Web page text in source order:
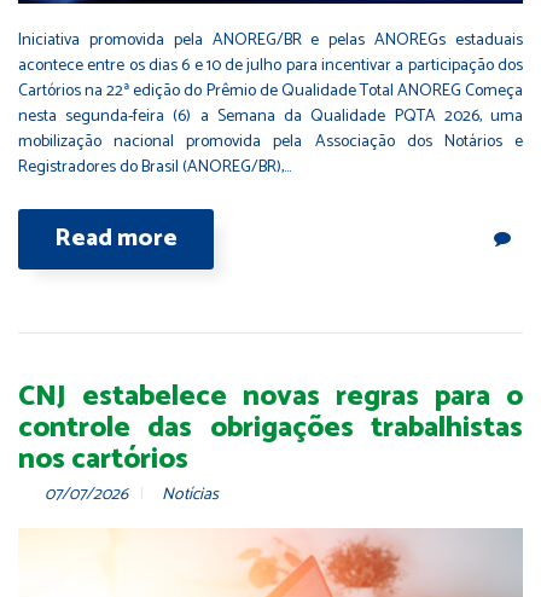
Iniciativa promovida pela ANOREG/BR e pelas ANOREGs estaduais
acontece entre os dias 6 e 10 de julho para incentivar a participação dos
Cartórios na 22ª edição do Prêmio de Qualidade Total ANOREG Começa
nesta segunda-feira (6) a Semana da Qualidade PQTA 2026, uma
mobilização nacional promovida pela Associação dos Notários e
Registradores do Brasil (ANOREG/BR),…
Read more
CNJ estabelece novas regras para o
controle das obrigações trabalhistas
nos cartórios
07/07/2026 Notícias